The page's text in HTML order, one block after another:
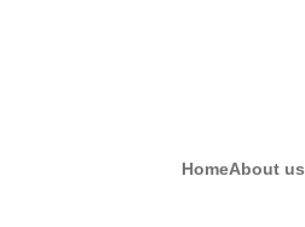
HomeAbout us